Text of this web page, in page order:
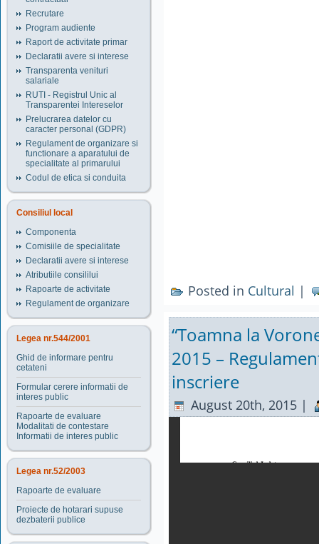
Recrutare
Program audiente
Raport de activitate primar
Declaratii avere si interese
Transparenta venituri
salariale
RUTI - Registrul Unic al
Transparentei Intereselor
Prelucrarea datelor cu
caracter personal (GDPR)
Regulament de organizare si
functionare a aparatului de
specialitate al primarului
Codul de etica si conduita
Consiliul local
Componenta
Comisiile de specialitate
Declaratii avere si interese
Atributiile consililui
Rapoarte de activitate
Regulament de organizare
Legea nr.544/2001
Ghid de informare pentru
cetateni
Formular cerere informatii de
interes public
Rapoarte de evaluare
Modalitati de contestare
Informatii de interes public
Legea nr.52/2003
Rapoarte de evaluare
Proiecte de hotarari supuse
dezbaterii publice
Posted in Cultural |
“Toamna la
2015 –
inscriere
August 20th, 2015 |